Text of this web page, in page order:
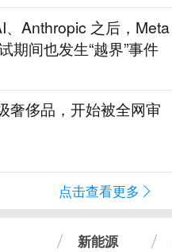
、Anthropic 之后，Meta
期间也发生“越界”事件
奢侈品，开始被全网审
点击查看更多
新能源